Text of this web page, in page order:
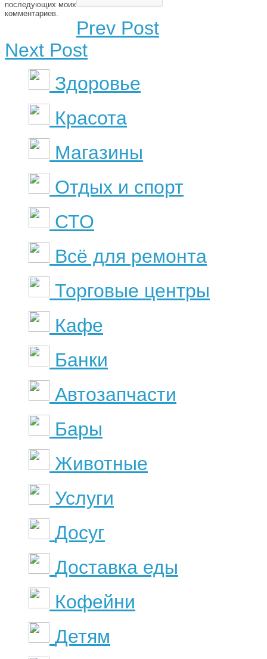
последующих моих
комментариев.
Prev Post
Next Post
Здоровье
Красота
Магазины
Отдых и спорт
СТО
Всё для ремонта
Торговые центры
Кафе
Банки
Автозапчасти
Бары
Животные
Услуги
Досуг
Доставка еды
Кофейни
Детям